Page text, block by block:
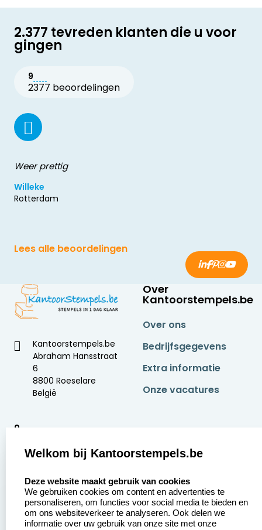
2.377 tevreden klanten die u voor
gingen
9
2377 beoordelingen
Weer prettig
Willeke
Rotterdam
Lees alle beoordelingen
Kantoorstempels.be
Abraham Hansstraat
6
8800 Roeselare
België
9
Over
Kantoorstempels.be
Over ons
Bedrijfsgegevens
Extra informatie
Onze vacatures
Aanvraag op maat
Betaling &
Contact opnemen
Veel gestelde vragen
Welkom bij Kantoorstempels.be
Deze website maakt gebruik van cookies
We gebruiken cookies om content en advertenties te
personaliseren, om functies voor social media te bieden en
om ons websiteverkeer te analyseren. Ook delen we
informatie over uw gebruik van onze site met onze